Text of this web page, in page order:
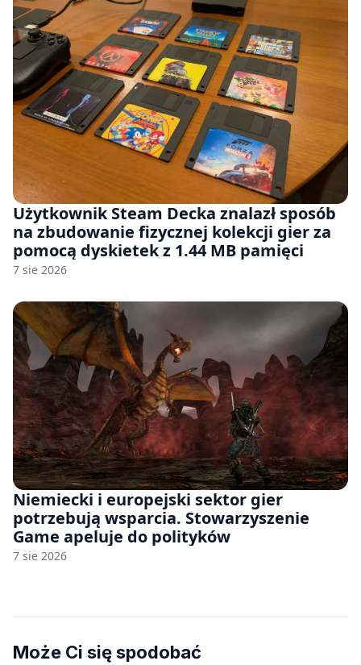
Użytkownik Steam Decka znalazł sposób
na zbudowanie fizycznej kolekcji gier za
pomocą dyskietek z 1.44 MB pamięci
7 sie 2026
Niemiecki i europejski sektor gier
potrzebują wsparcia. Stowarzyszenie
Game apeluje do polityków
7 sie 2026
Może Ci się spodobać